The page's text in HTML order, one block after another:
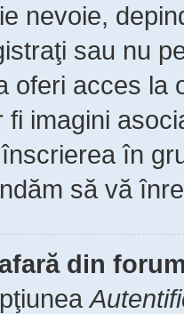
nevoie,
sau nu
oferi acces la
imagini
în
să vă
din